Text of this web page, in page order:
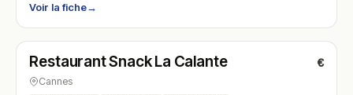
Voir la fiche→
N° 21
Restaurant Snack La Calante €
Cannes